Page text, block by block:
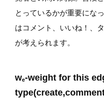
とっているかが重要にな
はコメント、いいね！、
が考えられます。
we-weight for this